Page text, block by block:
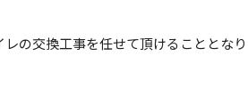
の交換工事を任せて頂けることとなり